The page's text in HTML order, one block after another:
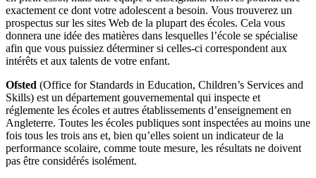
exactement ce dont votre adolescent a besoin. Vous trouverez un
prospectus sur les sites Web de la plupart des écoles. Cela vous
donnera une idée des matières dans lesquelles l’école se spécialise
afin que vous puissiez déterminer si celles-ci correspondent aux
intérêts et aux talents de votre enfant.
Ofsted (Office for Standards in Education, Children’s Services and
Skills) est un département gouvernemental qui inspecte et
réglemente les écoles et autres établissements d’enseignement en
Angleterre. Toutes les écoles publiques sont inspectées au moins une
fois tous les trois ans et, bien qu’elles soient un indicateur de la
performance scolaire, comme toute mesure, les résultats ne doivent
pas être considérés isolément.